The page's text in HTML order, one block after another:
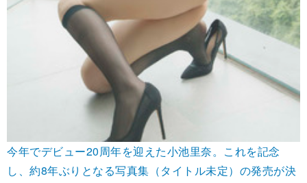
今年でデビュー20周年を迎えた小池里奈。これを記念
し、約8年ぶりとなる写真集（タイトル未定）の発売が決